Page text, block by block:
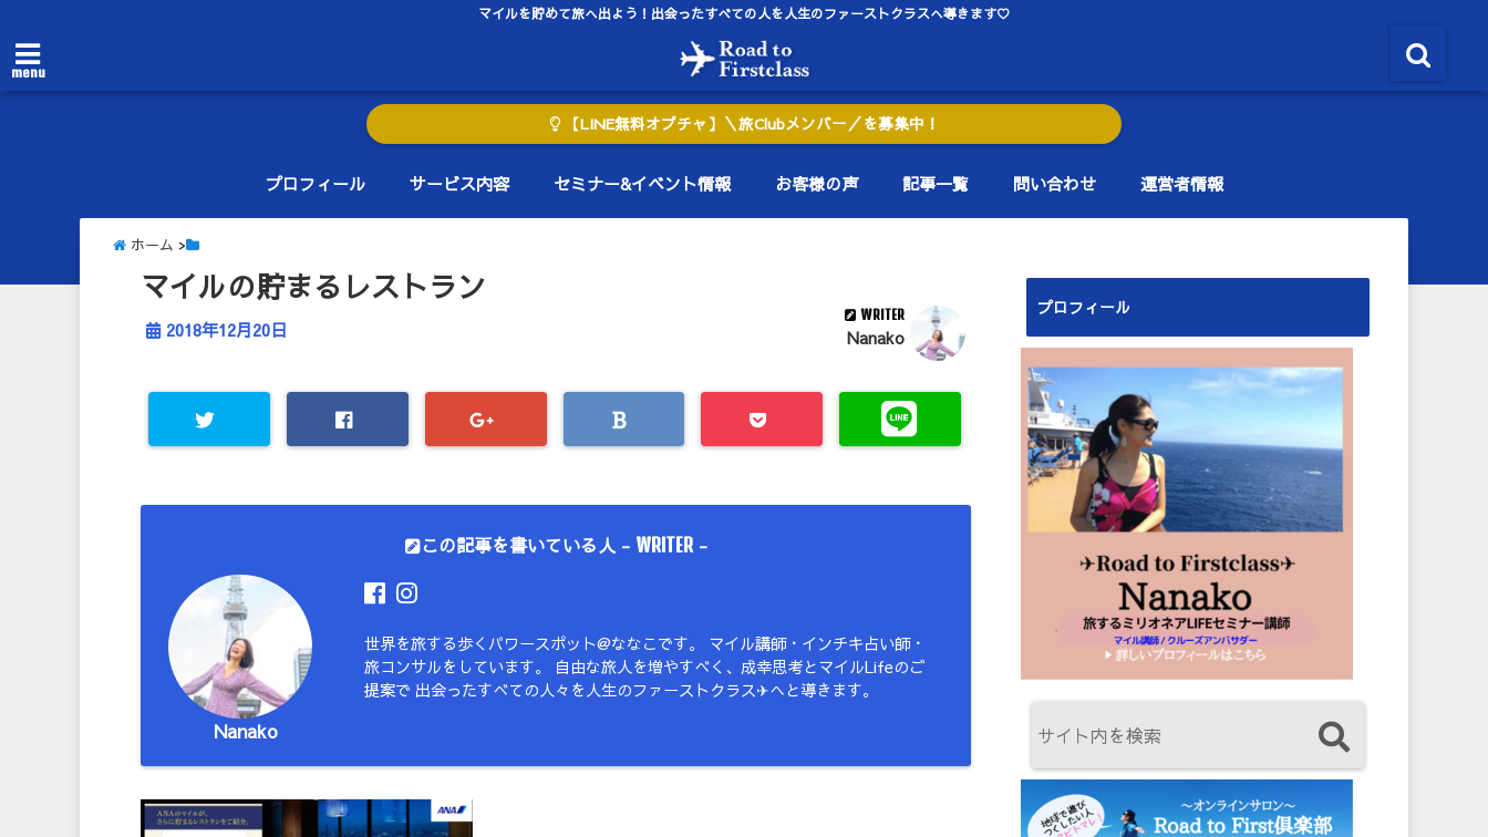
マイルを貯めて旅へ出よう！出会ったすべての人を人生のファーストクラスへ導きます♡
menu
【LINE無料オプチャ】＼旅Clubメンバー／を募集中！
プロフィール サービス内容 セミナー&イベント情報 お客様の声 記事一覧 問い合わせ 運営者情報
ホーム >
マイルの貯まるレストラン
2018年12月20日
WRITER
Nanako
この記事を書いている人 - WRITER-
Nanako
世界を旅する歩くパワースポット@ななこです。 マイル講師・インチキ占い師・
旅コンサルをしています。 自由な旅人を増やすべく、成幸思考とマイルLifeのご
提案で 出会ったすべての人々を人生のファーストクラス✈︎へと導きます。
プロフィール